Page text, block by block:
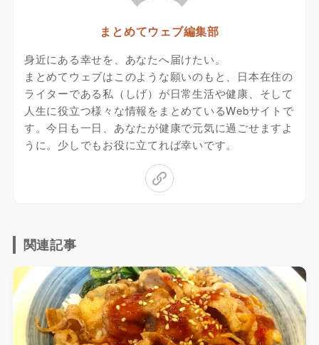
まとめてウェブ編集部
身近にある幸せを、あなたへ届けたい。
まとめてウェブはこのような願いのもと、日本在住の
ライターである私（しげ）が日常生活や健康、そして
人生に役立つ様々な情報をまとめているWebサイトで
す。今日も一日、あなたが健康で元気に過ごせますよ
うに。少しでもお役に立てれば幸いです。
関連記事